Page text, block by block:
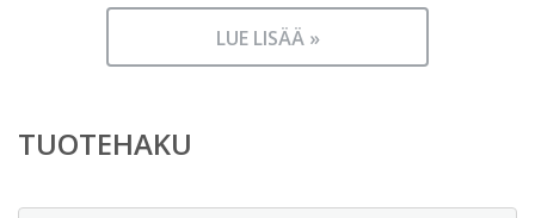
LUE LISÄÄ »
TUOTEHAKU